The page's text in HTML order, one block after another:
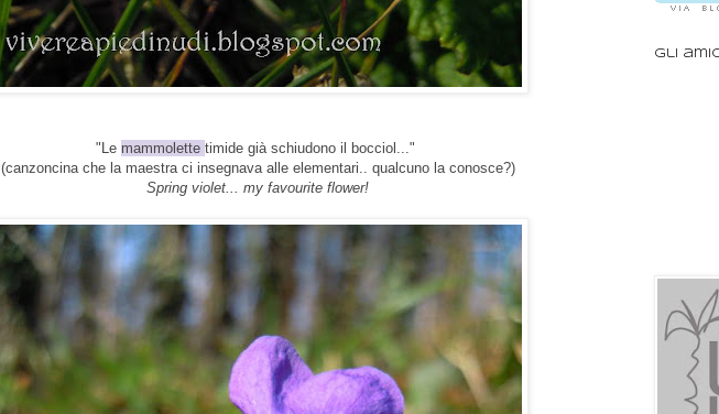
"Le mammolette timide già schiudono il bocciol..."
(canzoncina che la maestra ci insegnava alle elementari.. qualcuno la conosce?)
Spring violet... my favourite flower!
Gli